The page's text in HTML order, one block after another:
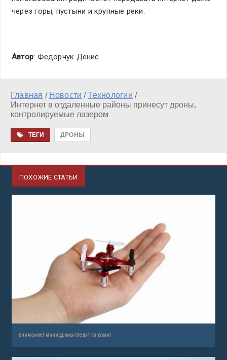
через горы, пустыни и крупные реки.
Автор: Федорчук Денис
Главная / Новости /Технологии /
Интернет в отдаленные районы принесут дроны,
контролируемые лазером
ТЕГИ ДРОНЫ
ПОХОЖИЕ СТАТЬИ
внимание! мини-дроны следят за вами!